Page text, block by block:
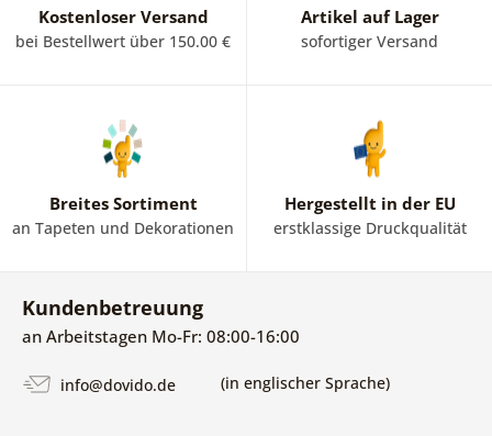
Kostenloser Versand
bei Bestellwert über 150.00 €
Artikel auf Lager
sofortiger Versand
Breites Sortiment
an Tapeten und Dekorationen
Hergestellt in der EU
erstklassige Druckqualität
Kundenbetreuung
an Arbeitstagen Mo-Fr: 08:00-16:00
info@dovido.de (in englischer Sprache)